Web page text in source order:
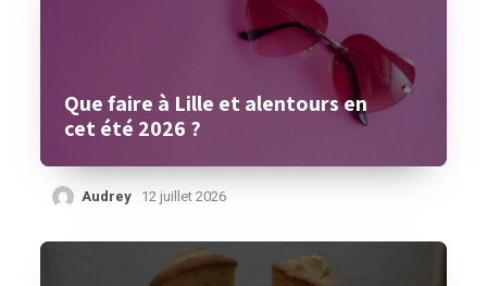
Que faire à Lille et alentours en
cet été 2026 ?
Audrey 12 juillet 2026